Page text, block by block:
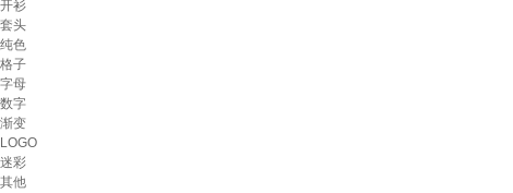
开衫
套头
纯色
格子
字母
数字
渐变
LOGO
迷彩
其他